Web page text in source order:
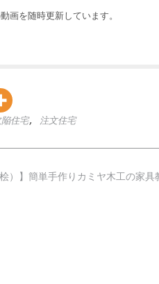
画を随時更新しています。
陥住宅, 注文住宅
桧）】簡単手作りカミヤ木工の家